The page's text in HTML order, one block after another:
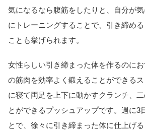
気になるなら腹筋をしたりと、自分が
にトレーニングすることで、引き締め
ことも挙げられます。
女性らしい引き締まった体を作るのに
の筋肉を効率よく鍛えることができる
に寝て両足を上下に動かすクランチ、
とができるプッシュアップです。週に3
とで、徐々に引き締まった体に仕上げる